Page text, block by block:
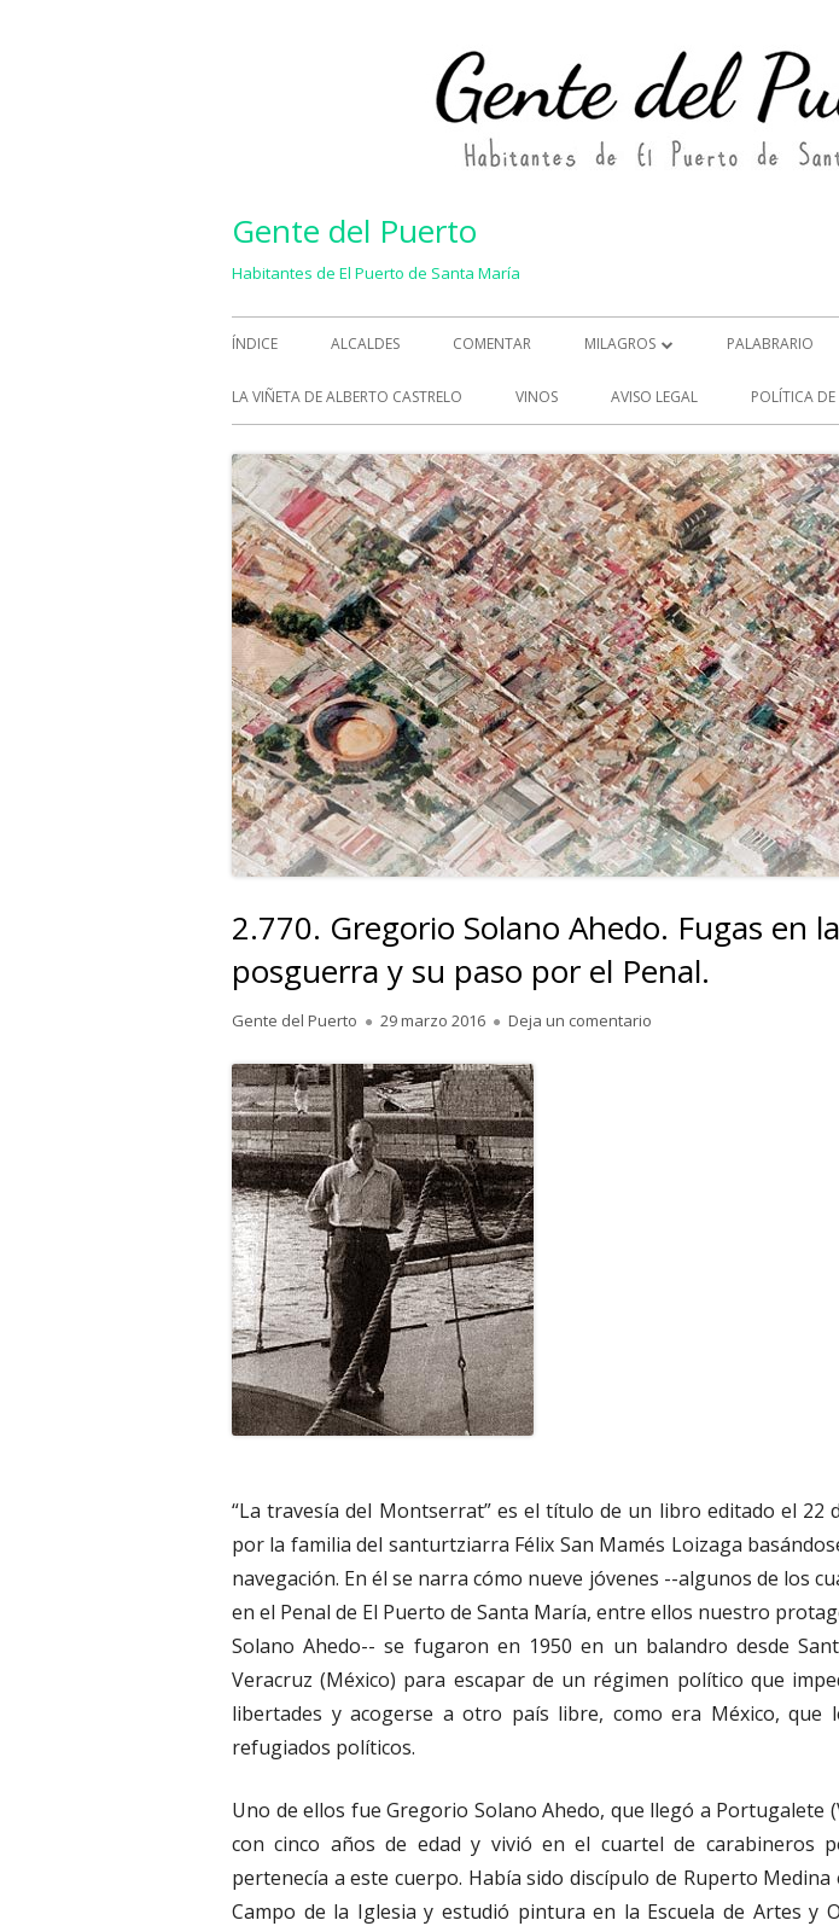
Gente del Puerto
Habitantes de El Puerto de Santa María
Menú
principal
ÍNDICE ALCALDES COMENTAR MILAGROS
MILAGROS (2)
PALABRARIO
LA VIÑETA DE ALBERTO CASTRELO VINOS AVISO LEGAL POLÍTICA
2.770. Gregorio Solano Ahedo. Fugas en la
posguerra y su paso por el Penal.
Autor
Gente del Puerto
Publicado
29 marzo 2016 Deja un comentario para 2.770. Gregorio
“La travesía del Montserrat” es el título de un libro editado el 22
por la familia del santurtziarra Félix San Mamés Loizaga
navegación. En él se narra cómo nueve jóvenes --algunos de los
en el Penal de El Puerto de Santa María, entre ellos nuestro
Solano Ahedo-- se fugaron en 1950 en un balandro desde
Veracruz (México) para escapar de un régimen político que
libertades y acogerse a otro país libre, como era México, que
refugiados políticos.
Uno de ellos fue Gregorio Solano Ahedo, que llegó a Portugalete
con cinco años de edad y vivió en el cuartel de carabineros
pertenecía a este cuerpo. Había sido discípulo de Ruperto Medina
Campo de la Iglesia y estudió pintura en la Escuela de Artes y